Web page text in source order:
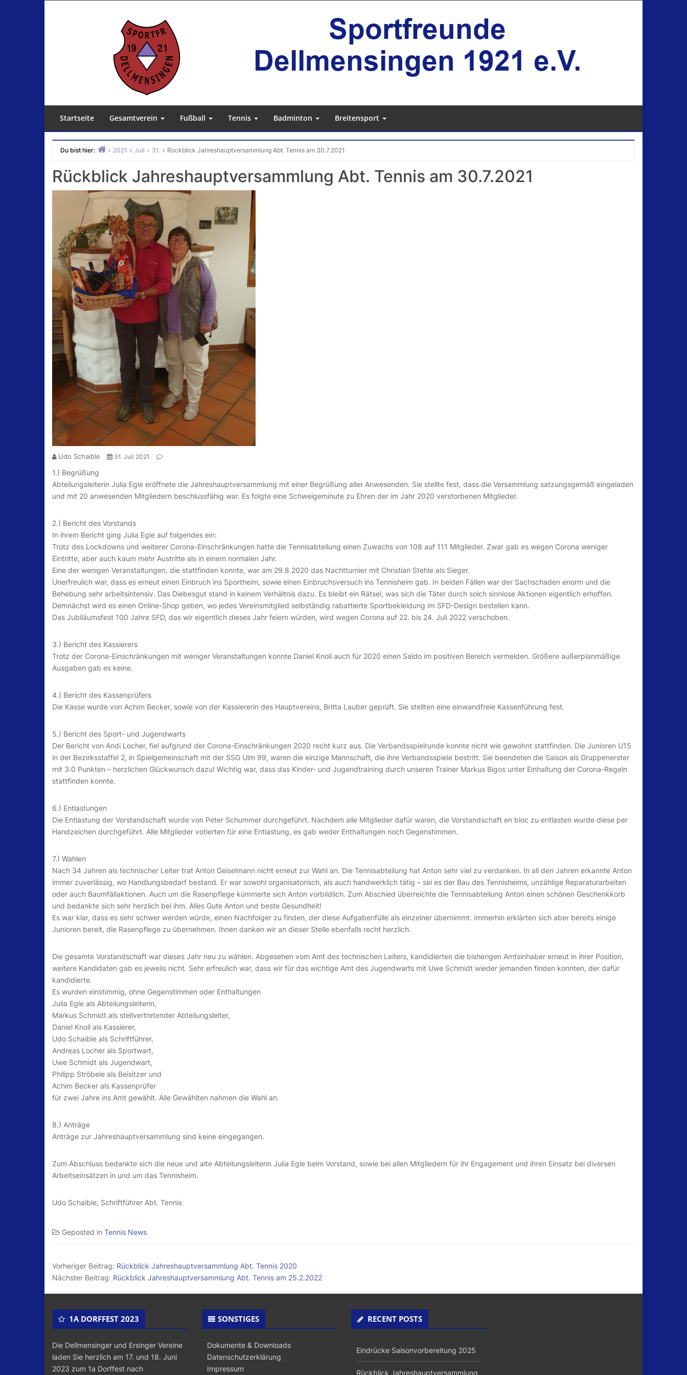
Startseite Gesamtverein Fußball Tennis Badminton Breitensport
Du bist hier:
2021 Juli 31. Rückblick Jahreshauptversammlung Abt. Tennis am 30.7.2021
Rückblick Jahreshauptversammlung Abt. Tennis am 30.7.2021
Udo Schaible 31. Juli 2021
1.) Begrüßung
Abteilungsleiterin Julia Egle eröffnete die Jahreshauptversammlung mit einer Begrüßung aller Anwesenden. Sie stellte fest, dass die Versammlung satzungsgemäß eingeladen
und mit 20 anwesenden Mitgliedern beschlussfähig war. Es folgte eine Schweigeminute zu Ehren der im Jahr 2020 verstorbenen Mitglieder.
2.) Bericht des Vorstands
In ihrem Bericht ging Julia Egle auf folgendes ein:
Trotz des Lockdowns und weiterer Corona-Einschränkungen hatte die Tennisabteilung einen Zuwachs von 108 auf 111 Mitglieder. Zwar gab es wegen Corona weniger
Eintritte, aber auch kaum mehr Austritte als in einem normalen Jahr.
Eine der wenigen Veranstaltungen, die stattfinden konnte, war am 29.8.2020 das Nachtturnier mit Christian Stehle als Sieger.
Unerfreulich war, dass es erneut einen Einbruch ins Sportheim, sowie einen Einbruchsversuch ins Tennisheim gab. In beiden Fällen war der Sachschaden enorm und die
Behebung sehr arbeitsintensiv. Das Diebesgut stand in keinem Verhältnis dazu. Es bleibt ein Rätsel, was sich die Täter durch solch sinnlose Aktionen eigentlich erhoffen.
Demnächst wird es einen Online-Shop geben, wo jedes Vereinsmitglied selbständig rabattierte Sportbekleidung im SFD-Design bestellen kann.
Das Jubiläumsfest 100 Jahre SFD, das wir eigentlich dieses Jahr feiern würden, wird wegen Corona auf 22. bis 24. Juli 2022 verschoben.
3.) Bericht des Kassierers
Trotz der Corona-Einschränkungen mit weniger Veranstaltungen konnte Daniel Knoll auch für 2020 einen Saldo im positiven Bereich vermelden. Größere außerplanmäßige
Ausgaben gab es keine.
4.) Bericht des Kassenprüfers
Die Kasse wurde von Achim Becker, sowie von der Kassiererin des Hauptvereins, Britta Lauber geprüft. Sie stellten eine einwandfreie Kassenführung fest.
5.) Bericht des Sport- und Jugendwarts
Der Bericht von Andi Locher, fiel aufgrund der Corona-Einschränkungen 2020 recht kurz aus. Die Verbandsspielrunde konnte nicht wie gewohnt stattfinden. Die Junioren U15
in der Bezirksstaffel 2, in Spielgemeinschaft mit der SSG Ulm 99, waren die einzige Mannschaft, die ihre Verbandsspiele bestritt. Sie beendeten die Saison als Gruppenerster
mit 3:0 Punkten – herzlichen Glückwunsch dazu! Wichtig war, dass das Kinder- und Jugendtraining durch unseren Trainer Markus Bigos unter Einhaltung der Corona-Regeln
stattfinden konnte.
6.) Entlastungen
Die Entlastung der Vorstandschaft wurde von Peter Schummer durchgeführt. Nachdem alle Mitglieder dafür waren, die Vorstandschaft en bloc zu entlasten wurde diese per
Handzeichen durchgeführt. Alle Mitglieder votierten für eine Entlastung, es gab weder Enthaltungen noch Gegenstimmen.
7.) Wahlen
Nach 34 Jahren als technischer Leiter trat Anton Geiselmann nicht erneut zur Wahl an. Die Tennisabteilung hat Anton sehr viel zu verdanken. In all den Jahren erkannte Anton
immer zuverlässig, wo Handlungsbedarf bestand. Er war sowohl organisatorisch, als auch handwerklich tätig – sei es der Bau des Tennisheims, unzählige Reparaturarbeiten
oder auch Baumfällaktionen. Auch um die Rasenpflege kümmerte sich Anton vorbildlich. Zum Abschied überreichte die Tennisabteilung Anton einen schönen Geschenkkorb
und bedankte sich sehr herzlich bei ihm. Alles Gute Anton und beste Gesundheit!
Es war klar, dass es sehr schwer werden würde, einen Nachfolger zu finden, der diese Aufgabenfülle als einzelner übernimmt. Immerhin erklärten sich aber bereits einige
Junioren bereit, die Rasenpflege zu übernehmen. Ihnen danken wir an dieser Stelle ebenfalls recht herzlich.
Die gesamte Vorstandschaft war dieses Jahr neu zu wählen. Abgesehen vom Amt des technischen Leiters, kandidierten die bisherigen Amtsinhaber erneut in ihrer Position,
weitere Kandidaten gab es jeweils nicht. Sehr erfreulich war, dass wir für das wichtige Amt des Jugendwarts mit Uwe Schmidt wieder jemanden finden konnten, der dafür
kandidierte.
Es wurden einstimmig, ohne Gegenstimmen oder Enthaltungen
Julia Egle als Abteilungsleiterin,
Markus Schmidt als stellvertretender Abteilungsleiter,
Daniel Knoll als Kassierer,
Udo Schaible als Schriftführer,
Andreas Locher als Sportwart,
Uwe Schmidt als Jugendwart,
Philipp Ströbele als Beisitzer und
Achim Becker als Kassenprüfer
für zwei Jahre ins Amt gewählt. Alle Gewählten nahmen die Wahl an.
8.) Anträge
Anträge zur Jahreshauptversammlung sind keine eingegangen.
Zum Abschluss bedankte sich die neue und alte Abteilungsleiterin Julia Egle beim Vorstand, sowie bei allen Mitgliedern für ihr Engagement und ihren Einsatz bei diversen
Arbeitseinsätzen in und um das Tennisheim.
Udo Schaible, Schriftführer Abt. Tennis
Geposted in Tennis News
Vorheriger Beitrag: Rückblick Jahreshauptversammlung Abt. Tennis 2020
Nächster Beitrag: Rückblick Jahreshauptversammlung Abt. Tennis am 25.2.2022
1A DORFFEST 2023
Die Dellmensinger und Ersinger Vereine
laden Sie herzlich am 17. und 18. Juni
2023 zum 1a Dorffest nach
SONSTIGES
Dokumente & Downloads
Datenschutzerklärung
Impressum
RECENT POSTS
Eindrücke Saisonvorbereitung 2025
Rückblick Jahreshauptversammlung